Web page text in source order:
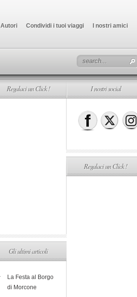
Autori Condividi i tuoi viaggi I nostri amici
Regalaci un Click !
Gli ultimi articoli
La Festa al Borgo
di Morcone
I nostri social
Regalaci un Click !